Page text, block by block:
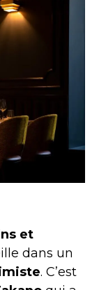
et
dans un
. C’est